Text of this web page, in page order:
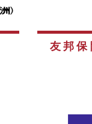
友邦